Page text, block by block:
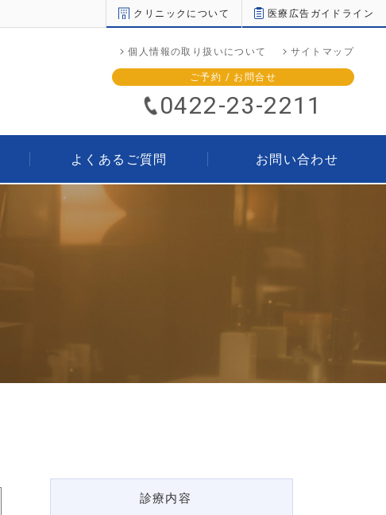
クリニックについて 医療広告ガイドライン
個人情報の取り扱いについて サイトマップ
ご予約 / お問合せ
0422-23-2211
よくあるご質問 お問い合わせ
診療内容